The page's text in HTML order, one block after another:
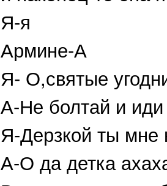
Я-я
Армине-А
Я- О,святые
А-Не болтай и
Я-Дерзкой ты
А-О да детка